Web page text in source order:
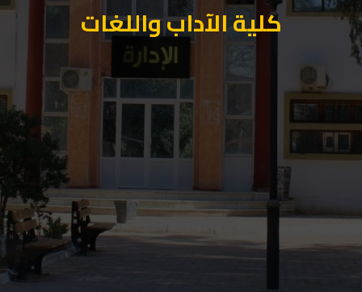
كلية الآداب واللغات